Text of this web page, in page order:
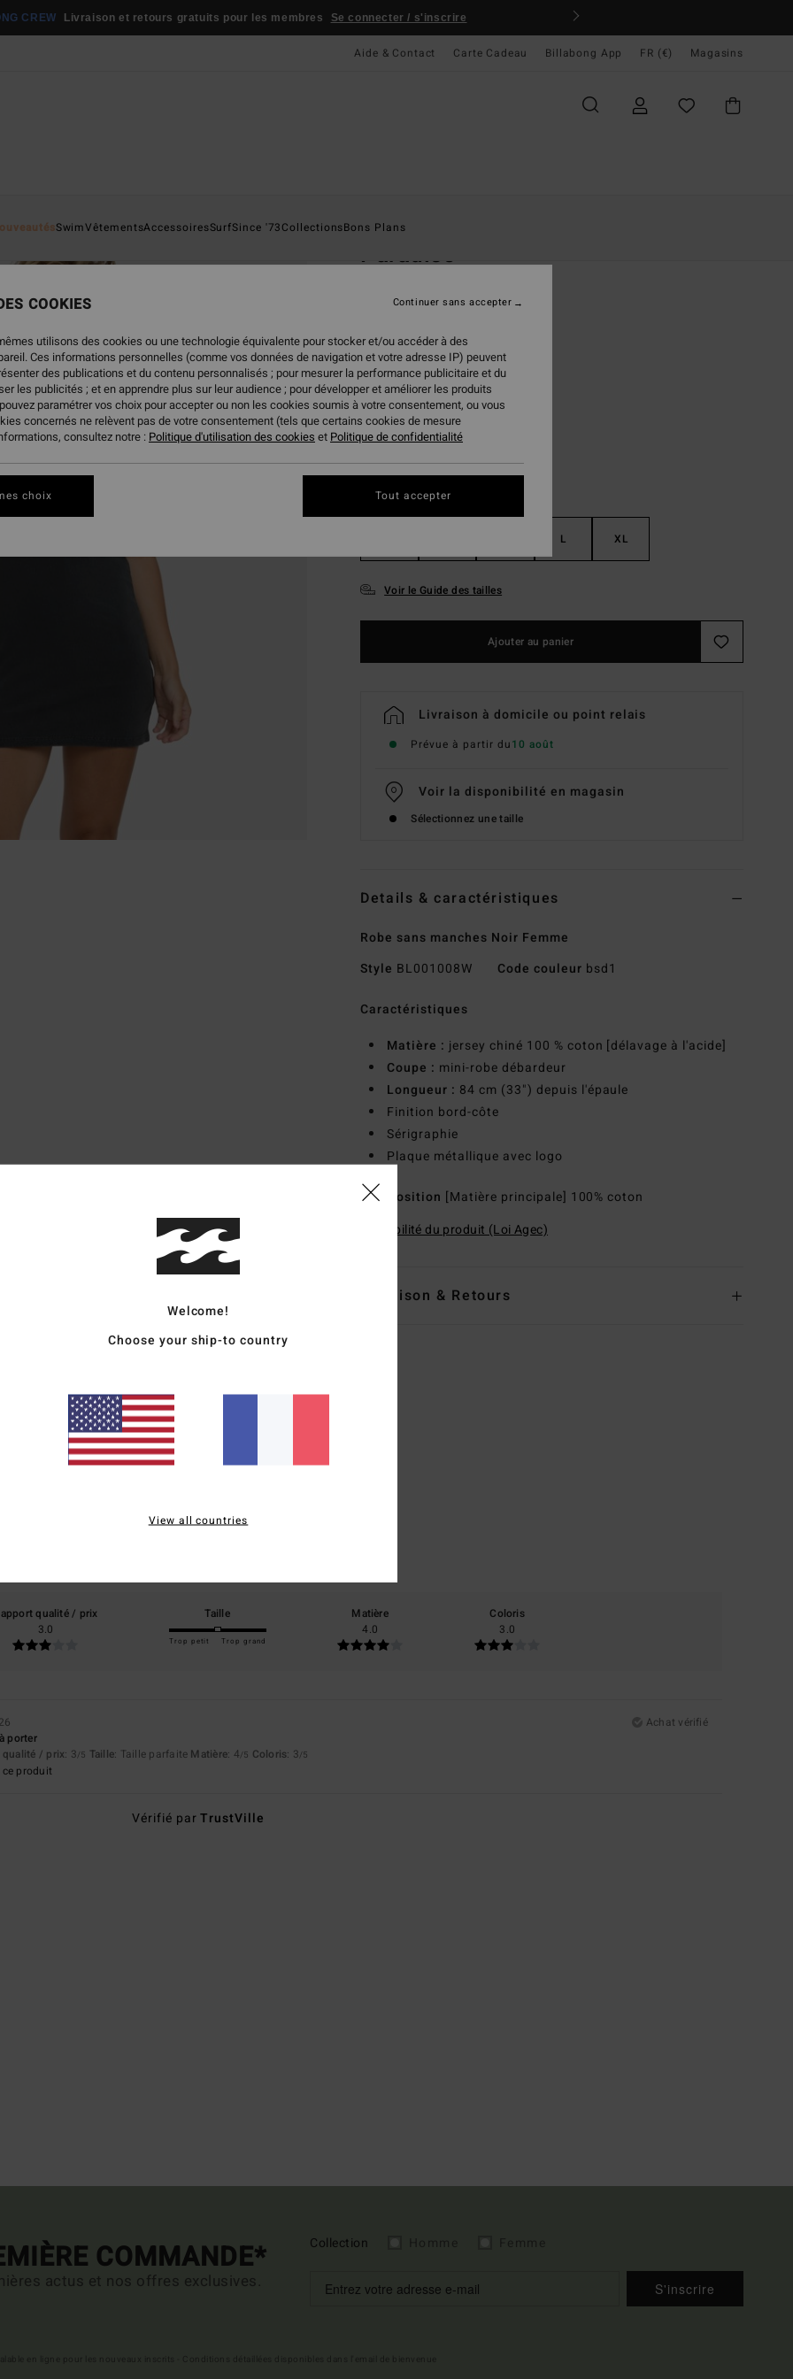
CREW Livraison et retours gratuits pour les membres Se connecter / s'inscrire
Aide & Contact Carte Cadeau Billabong App FR (€) Magasins
SwimVêtementsAccessoiresSurfSince '73CollectionsBons Plans
Paradise
(1 Avis)
49,95 €
CouleurBlack Sands
L XL
Voir le Guide des tailles
Ajouter au panier
Livraison à domicile ou point relais
Prévue à partir du10 août
Voir la disponibilité en magasin
Sélectionnez une taille
Details & caractéristiques
Robe sans manches Noir Femme
Style BL001008W Code couleur bsd1
Caractéristiques
Matière : jersey chiné 100 % coton [délavage à l'acide]
Coupe : mini-robe débardeur
Longueur : 84 cm (33") depuis l'épaule
Finition bord-côte
Sérigraphie
Plaque métallique avec logo
Composition [Matière principale] 100% coton
Traçabilité du produit (Loi Agec)
Livraison & Retours
Note moyenne
4.0
qualité / prix
3.0
Taille
Trop petit Trop grand
Matière
4.0
Coloris
3.0
Achat vérifié
porter
qualité / prix: 3/5 Taille: Taille parfaite Matière: 4/5 Coloris: 3/5
produit
Vérifié parTrustVille
COMMANDE*
actus et nos offres exclusives.
Collection
S'inscrire
Welcome!
Choose your ship-to country
View all countries
COOKIES
utilisons des cookies ou une technologie équivalente pour stocker et/ou accéder à des
Ces informations personnelles (comme vos données de navigation et votre adresse IP) peuvent
des publications et du contenu personnalisés ; pour mesurer la performance publicitaire et du
les publicités ; et en apprendre plus sur leur audience ; pour développer et améliorer les produits
paramétrer vos choix pour accepter ou non les cookies soumis à votre consentement, ou vous
concernés ne relèvent pas de votre consentement (tels que certains cookies de mesure
consultez notre : Politique d'utilisation des cookies et Politique de confidentialité
choix
Continuer sans accepter
Tout accepter